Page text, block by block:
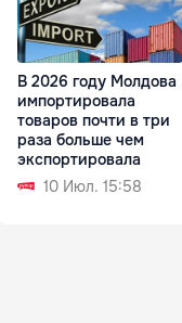
В 2026 году Молдова
импортировала
товаров почти в три
раза больше чем
экспортировала
10 Июл. 15:58